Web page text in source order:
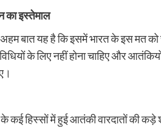
का इस्‍तेमाल
बात यह है कि इसमें भारत के इस मत
के लिए नहीं होना चाहिए और
कई हिस्सों में हुई आतंकी वारदातों की कड़े